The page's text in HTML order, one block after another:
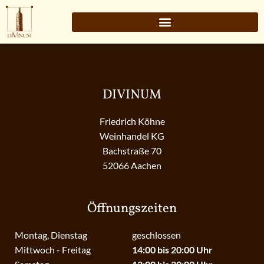
DIVINUM
Friedrich Köhne
Weinhandel KG
Bachstraße 70
52066 Aachen
Öffnungszeiten
Montag, Dienstag
Mittwoch - Freitag
geschlossen
14:00 bis 20:00 Uhr